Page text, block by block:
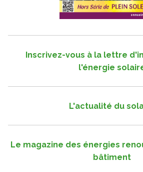
Inscrivez-vous à la lettre
l'énergie
L'actualité du
Le magazine des énergies
bâtiment